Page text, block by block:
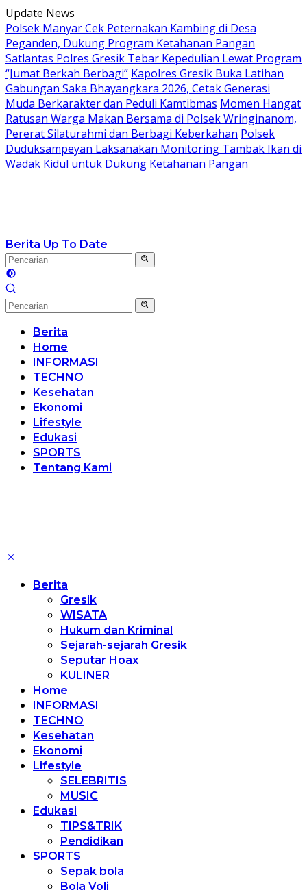
Langsung
ke
konten
Update News
Polsek Manyar Cek Peternakan Kambing di Desa
Peganden, Dukung Program Ketahanan Pangan
Satlantas Polres Gresik Tebar Kepedulian Lewat Program
“Jumat Berkah Berbagi” Kapolres Gresik Buka Latihan
Gabungan Saka Bhayangkara 2026, Cetak Generasi
Muda Berkarakter dan Peduli Kamtibmas Momen Hangat
Ratusan Warga Makan Bersama di Polsek Wringinanom,
Pererat Silaturahmi dan Berbagi Keberkahan Polsek
Duduksampeyan Laksanakan Monitoring Tambak Ikan di
Wadak Kidul untuk Dukung Ketahanan Pangan
Berita Up To Date
Berita
Home
INFORMASI
TECHNO
Kesehatan
Ekonomi
Lifestyle
Edukasi
SPORTS
Tentang Kami
Berita
Gresik
WISATA
Hukum dan Kriminal
Sejarah-sejarah Gresik
Seputar Hoax
KULINER
Home
INFORMASI
TECHNO
Kesehatan
Ekonomi
Lifestyle
SELEBRITIS
MUSIC
Edukasi
TIPS&TRIK
Pendidikan
SPORTS
Sepak bola
Bola Voli